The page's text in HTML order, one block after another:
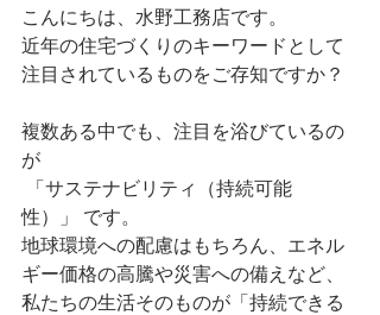
こんにちは、水野工務店です。
近年の住宅づくりのキーワードとして
注目されているものをご存知ですか？
複数ある中でも、注目を浴びているの
が
性）」 です。
地球環境への配慮はもちろん、エネル
ギー価格の高騰や災害への備えなど、
私たちの生活そのものが「持続できる